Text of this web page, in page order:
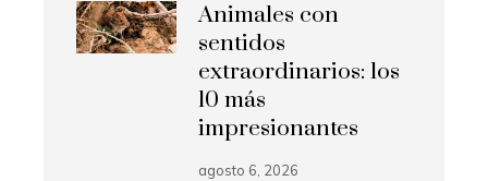
Animales con
sentidos
extraordinarios: los
10 más
impresionantes
agosto 6, 2026